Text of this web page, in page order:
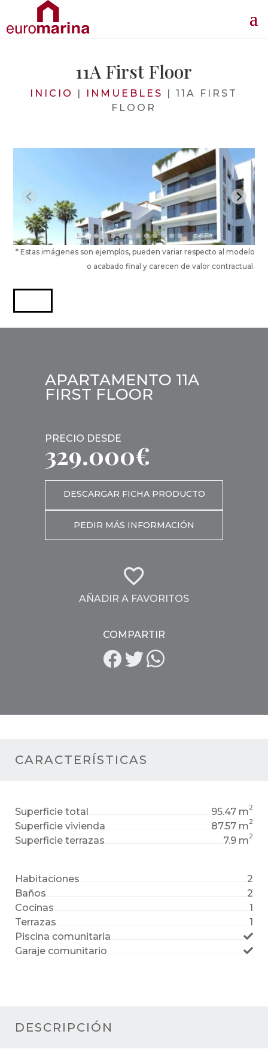
11A First Floor
INICIO | INMUEBLES |11A FIRST
FLOOR
* Estas imágenes son ejemplos, pueden variar respecto al modelo
o acabado final y carecen de valor contractual.
CARACTERÍSTICAS
Superficie total 95.47 m2
Superficie vivienda 87.57 m2
Superficie terrazas 7.9 m2
Habitaciones
2
Baños
2
Cocinas
1
Terrazas
1
Piscina comunitaria
Garaje comunitario
DESCRIPCIÓN
APARTAMENTO 11A
FIRST FLOOR
PRECIO DESDE
329.000€
DESCARGAR FICHA PRODUCTO
PEDIR MÁS INFORMACIÓN
AÑADIR A FAVORITOS
COMPARTIR